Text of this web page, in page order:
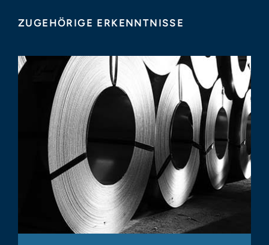
ZUGEHÖRIGE ERKENNTNISSE